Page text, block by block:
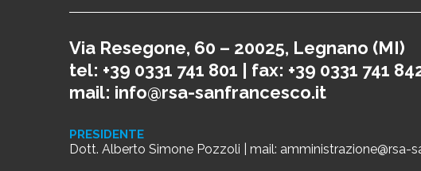
Via Resegone, 60 – 20025, Legnano (MI)
tel: +39 0331 741 801 | fax: +39 0331 741
mail: info@rsa-sanfrancesco.it
PRESIDENTE
Dott. Alberto Simone Pozzoli | mail: amministrazione@rsa-